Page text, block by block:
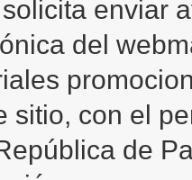
enviar
del
sitio, con el
de